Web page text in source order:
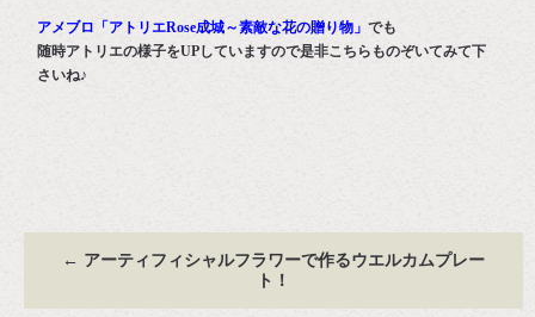
アメブロ「アトリエRose成城～素敵な花の贈り物」でも
随時アトリエの様子をUPしていますので是非こちらものぞいてみて下
さいね♪
← アーティフィシャルフラワーで作るウエルカムプレー
ト！